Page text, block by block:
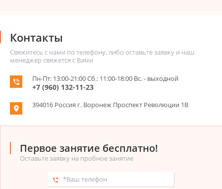
Контакты
Свяжитесь с нами по телефону, либо оставьте заявку и наш
менеджер свяжется с Вами
Пн-Пт: 13:00-21:00 Сб.: 11:00-18:00 Вс. - выходной
+7 (960) 132-11-23
394016 Россия г. Воронеж Проспект Революции 1В
Первое занятие бесплатно!
Оставьте заявку на пробное занятие